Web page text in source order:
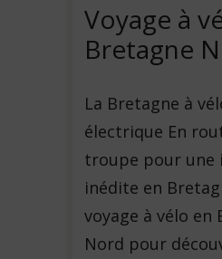
Voyage à
Bretagne
La Bretagne à
électrique En
troupe pour une
inédite en
voyage à vélo en
Nord pour